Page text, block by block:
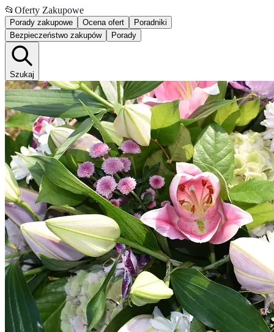
📂 Oferty Zakupowe
Porady zakupowe Ocena ofert
Poradniki
Bezpieczeństwo zakupów
Porady
Szukaj